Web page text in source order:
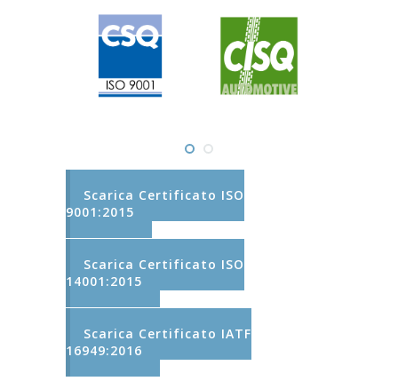
Scarica Certificato ISO
9001:2015
Scarica Certificato ISO
14001:2015
Scarica Certificato IATF
16949:2016